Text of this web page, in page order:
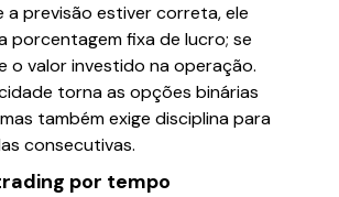
a previsão estiver correta, ele
porcentagem fixa de lucro; se
o valor investido na operação.
torna as opções binárias
também exige disciplina para
consecutivas.
por tempo